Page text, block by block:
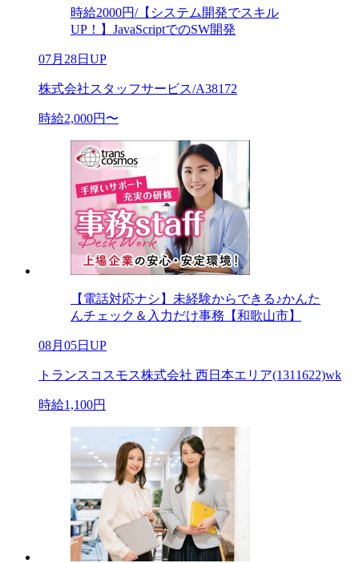
時給2000円/【システム開発でスキル
UP！】JavaScriptでのSW開発
07月28日UP
株式会社スタッフサービス/A38172
時給2,000円〜
【電話対応ナシ】未経験からできる♪かんた
んチェック＆入力だけ事務【和歌山市】
08月05日UP
トランスコスモス株式会社 西日本エリア(1311622)wk
時給1,100円